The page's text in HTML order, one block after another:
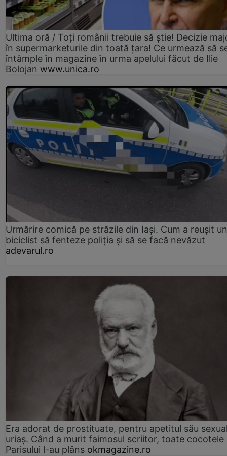
Ultima oră / Toți românii trebuie să știe! Decizie
în supermarketurile din toată țara! Ce urmează să
întâmple în magazine în urma apelului făcut de Ilie
Bolojan www.unica.ro
Urmărire comică pe străzile din Iași. Cum a reușit un
biciclist să fenteze poliția și să se facă nevăzut
adevarul.ro
Era adorat de prostituate, pentru apetitul său
uriaș. Când a murit faimosul scriitor, toate cocotele
Parisului l-au plâns okmagazine.ro